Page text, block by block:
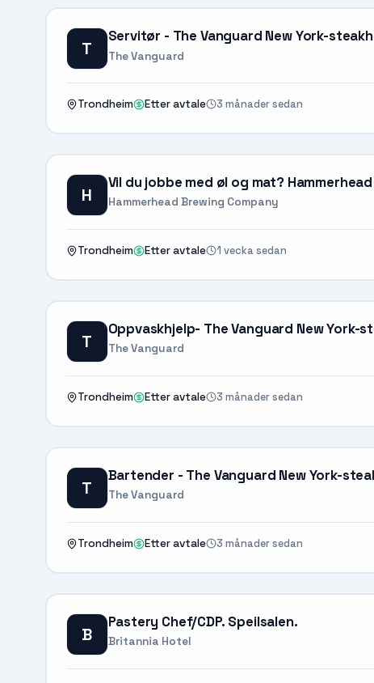
T
Servitør - The Vanguard New York-
The Vanguard
Trondheim Etter avtale 3 månader sedan
H
Vil du jobbe med øl og mat?
Hammerhead Brewing Company
Trondheim Etter avtale 1 vecka sedan
T
Oppvaskhjelp- The Vanguard New York-
The Vanguard
Trondheim Etter avtale 3 månader sedan
T
Bartender - The Vanguard New York-
The Vanguard
Trondheim Etter avtale 3 månader sedan
B
Pastery Chef/CDP. Speilsalen.
Britannia Hotel